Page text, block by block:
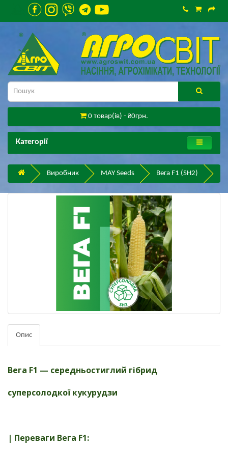
0 товар(ів) - ₴0грн.
Категорії
Виробник MAY Seeds Вега F1 (SH2)
Опис
Вега F1 — середньостиглий гібрид
суперсолодкої кукурудзи
| Переваги Вега F1: